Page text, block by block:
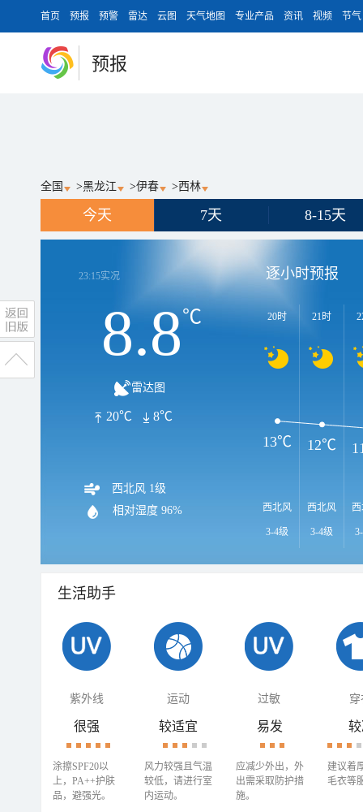
首页 预报 预警 雷达 云图 天气地图 专业产品 资讯 视频 节气
预报
全国 >黑龙江 >伊春 >西林
今天 7天 8-15天
23:15实况
8.8℃
雷达图
20℃ 8℃
西北风 1级
相对湿度 96%
逐小时预报
20时
西北风
3-4级
21时
西北风
3-4级
13℃ 12℃
生活助手
紫外线 运动 过敏 穿
很强
涂擦SPF20以
上，PA++护肤
品，避强光。
较适宜
风力较强且气温
较低，请进行室
内运动。
易发
应减少外出，外
出需采取防护措
施。
建议着
毛衣等